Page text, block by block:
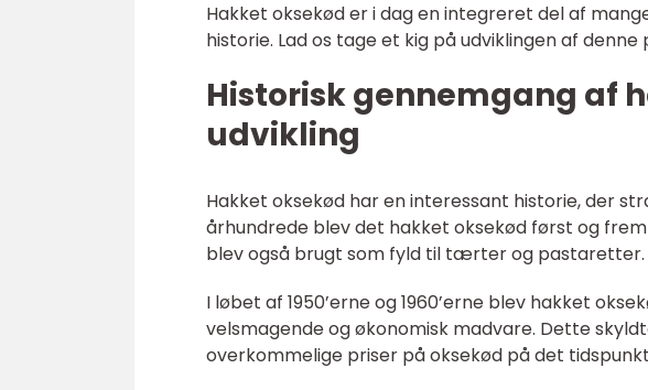
Hakket oksekød er i dag en integreret del af
historie. Lad os tage et kig på udviklingen af
Historisk gennemgang af
udvikling
Hakket oksekød har en interessant historie, der
århundrede blev det hakket oksekød først og
blev også brugt som fyld til tærter og pastaretter.
I løbet af 1950’erne og 1960’erne blev hakket
velsmagende og økonomisk madvare. Dette
overkommelige priser på oksekød på det